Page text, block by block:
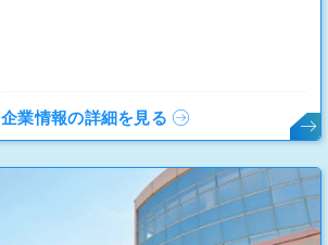
企業情報の詳細を見る